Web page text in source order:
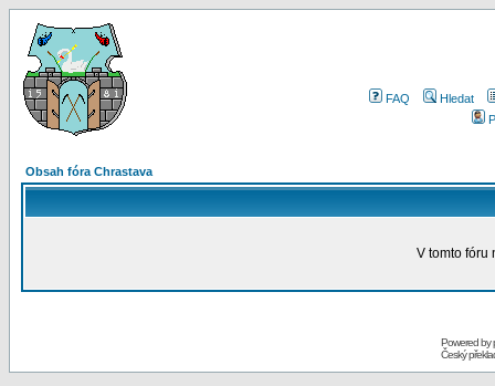
FAQ
Hledat
Obsah fóra Chrastava
V tomto fóru
Powered by
Český